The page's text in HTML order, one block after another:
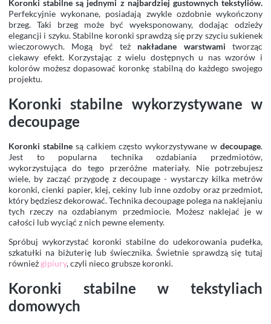
Koronki stabilne są jednymi z najbardziej gustownych tekstyliów.
Perfekcyjnie wykonane, posiadają zwykle ozdobnie wykończony
brzeg. Taki brzeg może być wyeksponowany, dodając odzieży
elegancji i szyku. Stabilne koronki sprawdzą się przy szyciu sukienek
wieczorowych. Mogą być też nakładane warstwami tworząc
ciekawy efekt. Korzystając z wielu dostępnych u nas wzorów i
kolorów możesz dopasować koronkę stabilną do każdego swojego
projektu.
Koronki stabilne wykorzystywane w
decoupage
Koronki stabilnesą całkiem często wykorzystywane wdecoupage.
Jest to popularna technika ozdabiania przedmiotów,
wykorzystująca do tego przeróżne materiały. Nie potrzebujesz
wiele, by zacząć przygodę z decoupage - wystarczy kilka metrów
koronki, cienki papier, klej, cekiny lub inne ozdoby oraz przedmiot,
który będziesz dekorować. Technika decoupage polega na naklejaniu
tych rzeczy na ozdabianym przedmiocie. Możesz naklejać je w
całości lub wyciąć z nich pewne elementy.
Spróbuj wykorzystać koronki stabilne do udekorowania pudełka,
szkatułki na biżuterię lub świecznika. Świetnie sprawdzą się tutaj
również gipiury, czyli nieco grubsze koronki.
Koronki stabilne w tekstyliach
domowych